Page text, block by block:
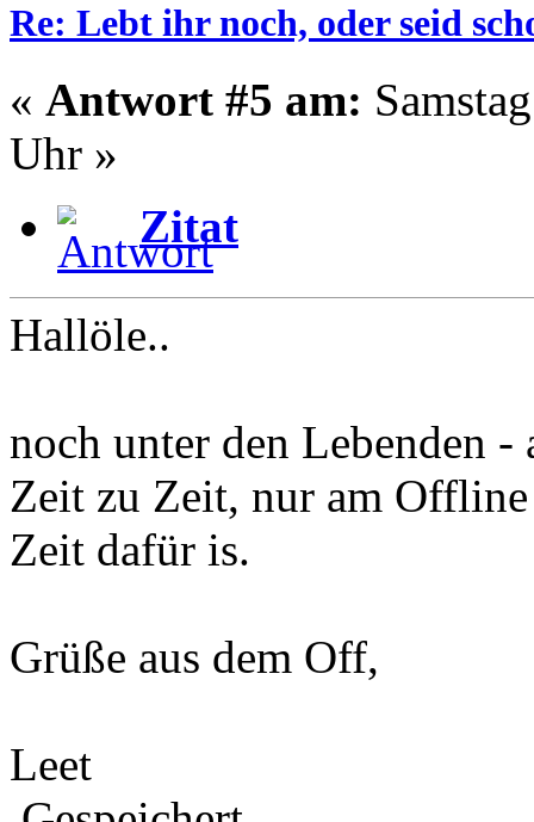
Re: Lebt ihr noch, oder seid
« Antwort #5 am:
Uhr »
Zitat
Hallöle..
noch unter den Lebenden
Zeit zu Zeit, nur am
Zeit dafür is.
Grüße aus dem Off,
Leet